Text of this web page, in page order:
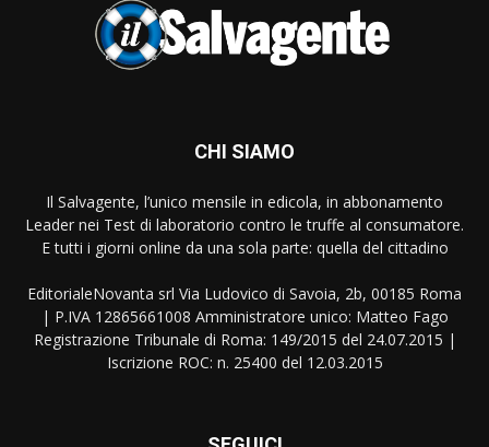
CHI SIAMO
Il Salvagente, l’unico mensile in edicola, in abbonamento
Leader nei Test di laboratorio contro le truffe al consumatore.
E tutti i giorni online da una sola parte: quella del cittadino
EditorialeNovanta srl Via Ludovico di Savoia, 2b, 00185 Roma
| P.IVA 12865661008 Amministratore unico: Matteo Fago
Registrazione Tribunale di Roma: 149/2015 del 24.07.2015 |
Iscrizione ROC: n. 25400 del 12.03.2015